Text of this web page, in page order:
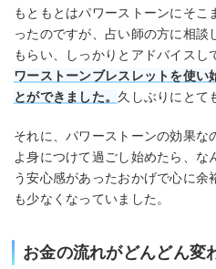
もともとはパワーストーンにそ
ったのですが、占い師の方に相
もらい、しっかりとアドバイスし
ワーストーンブレスレットを使い
とができました。 久しぶりにとて
それに、パワーストーンの効果な
よ身につけて過ごし始めたら、
う安心感があったおかげで心に余
も少なくなっていました。
お金の流れがどんどん変